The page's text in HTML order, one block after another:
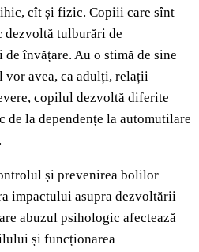
cît și fizic. Copiii care sînt
dezvoltă tulburări de
învățare. Au o stimă de sine
vor avea, ca adulți, relații
copilul dezvoltă diferite
de la dependențe la automutilare
și prevenirea bolilor
impactului asupra dezvoltării
abuzul psihologic afectează
și funcționarea